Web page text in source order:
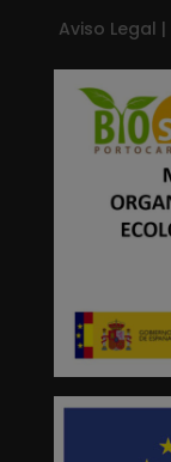
Aviso Legal |